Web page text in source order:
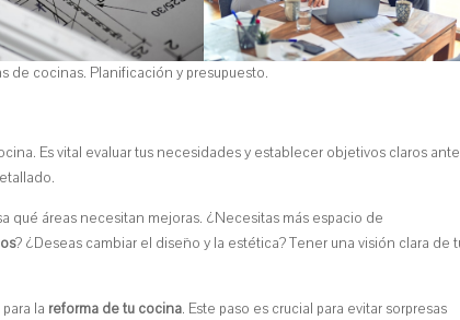
de cocinas. Planificación y presupuesto.
Es vital evaluar tus necesidades y establecer objetivos claros
qué áreas necesitan mejoras. ¿Necesitas más espacio de
? ¿Deseas cambiar el diseño y la estética? Tener una visión clara de
la reforma de tu cocina. Este paso es crucial para evitar sorpresas